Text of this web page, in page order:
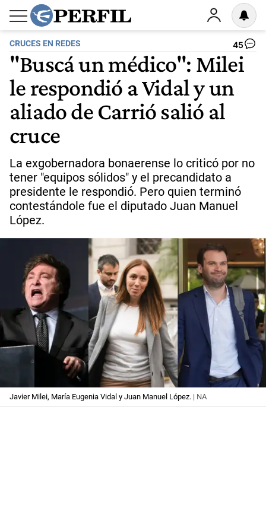
CRUCES EN REDES 45
"Buscá un médico": Milei
le respondió a Vidal y un
aliado de Carrió salió al
cruce
La exgobernadora bonaerense lo criticó por no
tener "equipos sólidos" y el precandidato a
presidente le respondió. Pero quien terminó
contestándole fue el diputado Juan Manuel
López.
Javier Milei, María Eugenia Vidal y Juan Manuel López. | NA